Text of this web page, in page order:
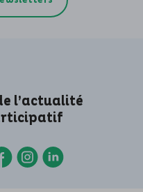
l’actualité